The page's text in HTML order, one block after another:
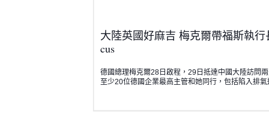
大陸英國好麻吉 梅克爾帶福斯執
cus
德國總理梅克爾28日啟程，29日抵達中國大陸訪問
至少20位德國企業最高主管和她同行，包括陷入排